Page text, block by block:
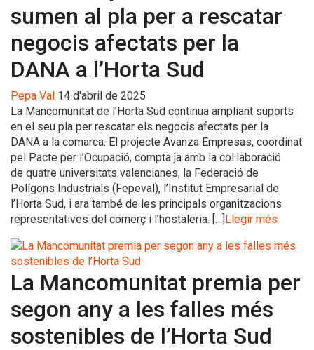
sumen al pla per a rescatar
negocis afectats per la
DANA a l’Horta Sud
Pepa Val 14 d'abril de 2025
La Mancomunitat de l’Horta Sud continua ampliant suports
en el seu pla per rescatar els negocis afectats per la
DANA a la comarca. El projecte Avanza Empresas, coordinat
pel Pacte per l’Ocupació, compta ja amb la col·laboració
de quatre universitats valencianes, la Federació de
Polígons Industrials (Fepeval), l’Institut Empresarial de
l’Horta Sud, i ara també de les principals organitzacions
representatives del comerç i l’hostaleria. […]Llegir més
La Mancomunitat premia per
segon any a les falles més
sostenibles de l’Horta Sud